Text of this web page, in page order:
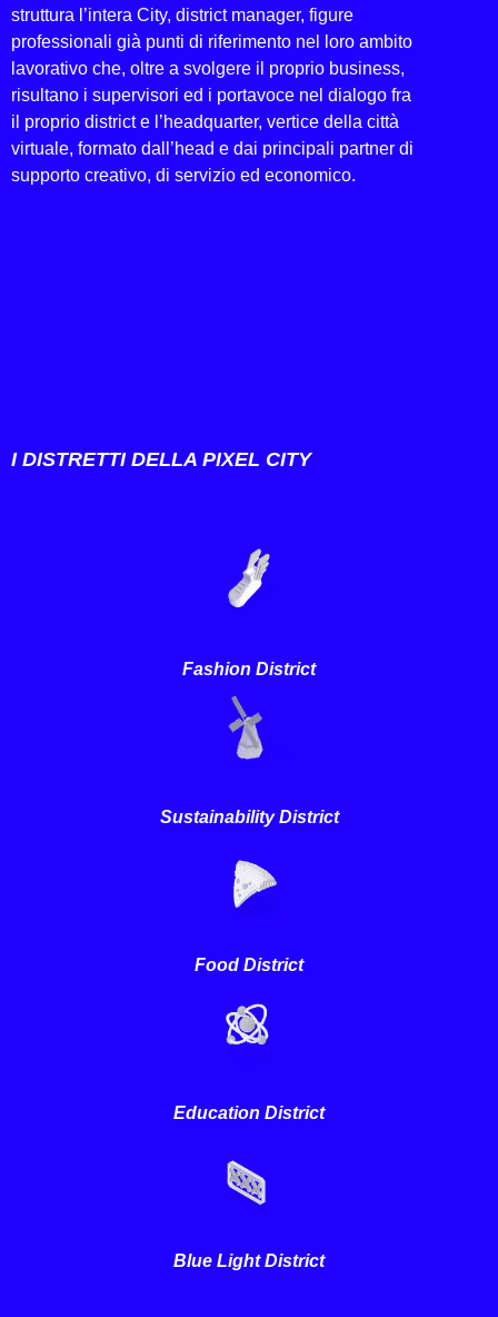
struttura l’intera City, district manager, figure
professionali già punti di riferimento nel loro ambito
lavorativo che, oltre a svolgere il proprio business,
risultano i supervisori ed i portavoce nel dialogo fra
il proprio district e l’headquarter, vertice della città
virtuale, formato dall’head e dai principali partner di
supporto creativo, di servizio ed economico.
I DISTRETTI DELLA PIXEL CITY
Fashion District
Sustainability District
Food District
Education District
Blue Light District